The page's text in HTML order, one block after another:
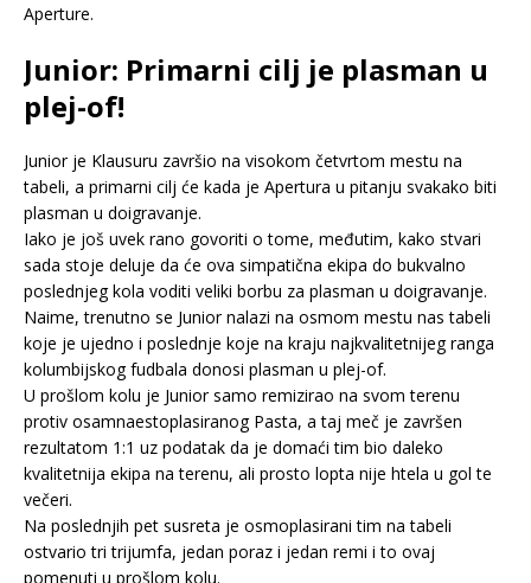
Aperture.
Junior: Primarni cilj je plasman u
plej-of!
Junior je Klausuru završio na visokom četvrtom mestu na
tabeli, a primarni cilj će kada je Apertura u pitanju svakako biti
plasman u doigravanje.
Iako je još uvek rano govoriti o tome, međutim, kako stvari
sada stoje deluje da će ova simpatična ekipa do bukvalno
poslednjeg kola voditi veliki borbu za plasman u doigravanje.
Naime, trenutno se Junior nalazi na osmom mestu nas tabeli
koje je ujedno i poslednje koje na kraju najkvalitetnijeg ranga
kolumbijskog fudbala donosi plasman u plej-of.
U prošlom kolu je Junior samo remizirao na svom terenu
protiv osamnaestoplasiranog Pasta, a taj meč je završen
rezultatom 1:1 uz podatak da je domaći tim bio daleko
kvalitetnija ekipa na terenu, ali prosto lopta nije htela u gol te
večeri.
Na poslednjih pet susreta je osmoplasirani tim na tabeli
ostvario tri trijumfa, jedan poraz i jedan remi i to ovaj
pomenuti u prošlom kolu.